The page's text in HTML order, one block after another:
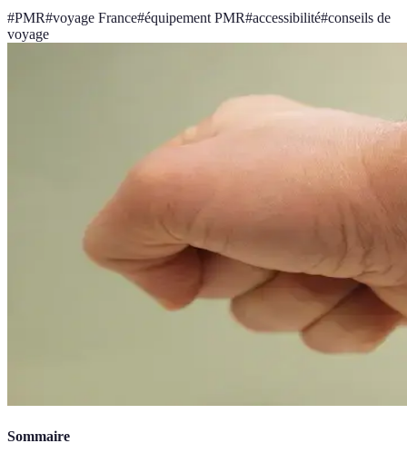
#PMR#voyage France#équipement PMR#accessibilité#conseils de
voyage
Sommaire